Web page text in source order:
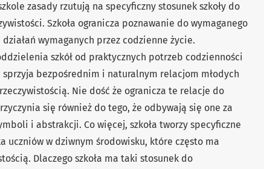
zasady rzutują na specyﬁczny stosunek szkoły do
Szkoła ogranicza poznawanie do wymaganego
wymaganych przez codzienne życie.
szkół od praktycznych potrzeb codzienności
bezpośrednim i naturalnym relacjom młodych
Nie dość że ogranicza te relacje do
się również do tego, że odbywają się one za
i abstrakcji. Co więcej, szkoła tworzy specyﬁczne
uczniów w dziwnym środowisku, które często ma
Dlaczego szkoła ma taki stosunek do